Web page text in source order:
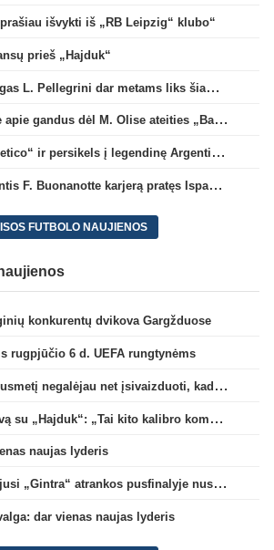
išvykti iš „RB Leipzig“ klubo“
prieš „Hajduk“
Ilgametis Roma“ saugas L. Pellegrini dar metams liks šiame klube
V. Kompany pasisakė apie gandus dėl M. Olise ateities „Bayern“ gretose
T. Almada paliks „Atletico“ ir persikels į legendinę Argentinos ekipą
„Brighton“ priklausantis F. Buonanotte karjerą pratęs Ispanijoje
FUTBOLO NAUJIENOS
konkurentų dvikova Gargžduose
rugpjūčio 6 d. UEFA rungtynėms
M. Capanas: „Prieš pusmetį negalėjau net įsivaizduoti, kad žaisime prieš „Hajduk“
A. Skerla prieš dvikovą su „Hajduk“: „Tai kito kalibro komanda“
naujas lyderis
Persvaros neišsaugojusi „Gintra“ atrankos pusfinalyje nusileido Škotijos čempionėms
dar vienas naujas lyderis